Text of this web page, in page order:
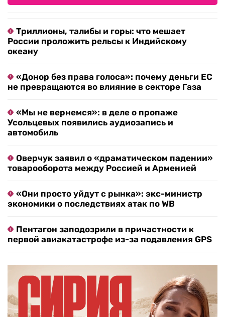
Триллионы, талибы и горы: что мешает
России проложить рельсы к Индийскому
океану
«Донор без права голоса»: почему деньги ЕС
не превращаются во влияние в секторе Газа
«Мы не вернемся»: в деле о пропаже
Усольцевых появились аудиозапись и
автомобиль
Оверчук заявил о «драматическом падении»
товарооборота между Россией и Арменией
«Они просто уйдут с рынка»: экс-министр
экономики о последствиях атак по WB
Пентагон заподозрили в причастности к
первой авиакатастрофе из-за подавления GPS